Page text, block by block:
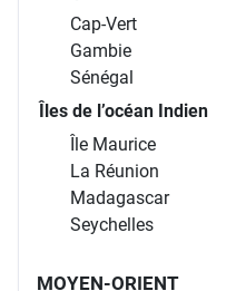
Cap-Vert
Gambie
Sénégal
Îles de l’océan Indien
Île Maurice
La Réunion
Madagascar
Seychelles
MOYEN-ORIENT